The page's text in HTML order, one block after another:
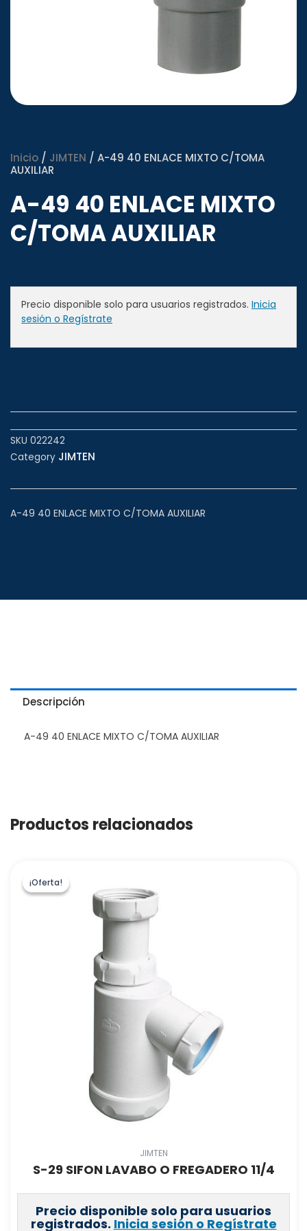
Inicio / JIMTEN / A-49 40 ENLACE MIXTO C/TOMA
AUXILIAR
A-49 40 ENLACE MIXTO
C/TOMA AUXILIAR
Precio disponible solo para usuarios registrados. Inicia
sesión o Regístrate
SKU 022242
Category JIMTEN
A-49 40 ENLACE MIXTO C/TOMA AUXILIAR
Descripción
A-49 40 ENLACE MIXTO C/TOMA AUXILIAR
Productos relacionados
¡Oferta!
¡Oferta!
JIMTEN
S-29 SIFON LAVABO O FREGADERO 11/4
Precio disponible solo para usuarios
registrados. Inicia sesión o Regístrate